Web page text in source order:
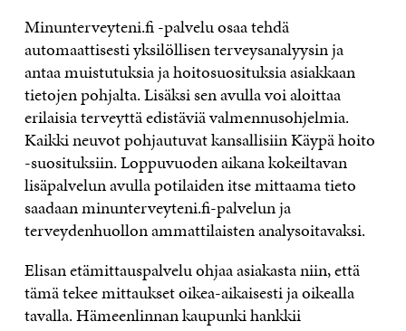
Minunterveyteni.fi -palvelu osaa tehdä
automaattisesti yksilöllisen terveysanalyysin ja
antaa muistutuksia ja hoitosuosituksia asiakkaan
tietojen pohjalta. Lisäksi sen avulla voi aloittaa
erilaisia terveyttä edistäviä valmennusohjelmia.
Kaikki neuvot pohjautuvat kansallisiin Käypä hoito
-suosituksiin. Loppuvuoden aikana kokeiltavan
lisäpalvelun avulla potilaiden itse mittaama tieto
saadaan minunterveyteni.fi-palvelun ja
terveydenhuollon ammattilaisten analysoitavaksi.
Elisan etämittauspalvelu ohjaa asiakasta niin, että
tämä tekee mittaukset oikea-aikaisesti ja oikealla
tavalla. Hämeenlinnan kaupunki hankkii